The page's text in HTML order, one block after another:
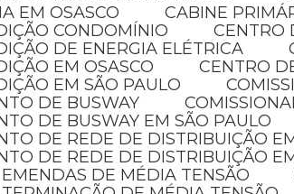
EM OSASCO
CABINE
CONDOMÍNIO
DE ENERGIA ELÉTRICA
EM OSASCO
CENTRO
EM SÃO PAULO
DE BUSWAY
DE BUSWAY EM SÃO PAULO
DE REDE DE DISTRIBUIÇÃO
DE REDE DE DISTRIBUIÇÃO
EMENDAS DE MÉDIA TENSÃO